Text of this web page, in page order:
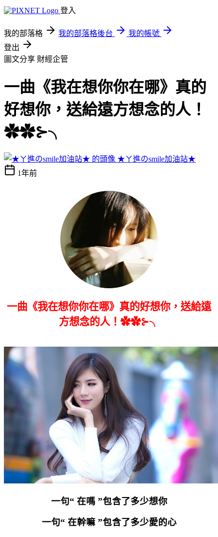
登入
我的部落格 我的部落格後台
我的帳號
登出
圖文分享 財經企管
一曲《我在想你你在哪》真的
好想你，送給遠方想念的人！
✿✿⊱╮
★ㄚ進のsmile加油站★
1年前
一曲《我在想你你在哪》真的好想你，送給遠
方想念的人！✿✿⊱╮
一句“ 在嗎 ”包含了多少想你
一句“ 在幹嘛 ”包含了多少愛的心